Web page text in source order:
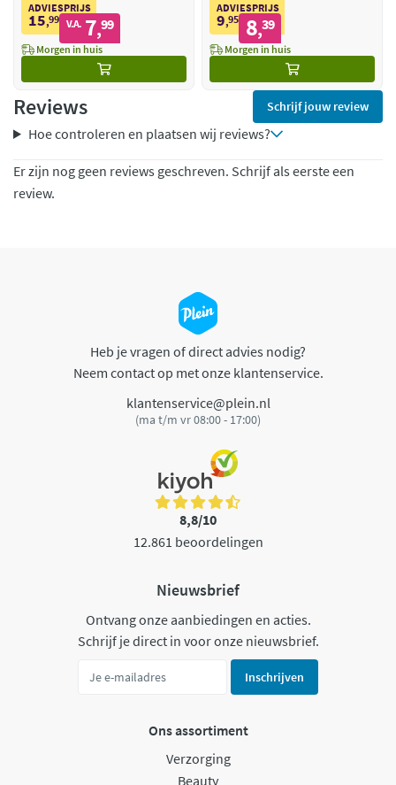
ADVIESPRIJS
15,99 V.A. 7,99
Morgen in huis
ADVIESPRIJS
9,95 8,39
Morgen in huis
Reviews Schrijf jouw review
Hoe controleren en plaatsen wij reviews?
Er zijn nog geen reviews geschreven. Schrijf als eerste een
review.
Heb je vragen of direct advies nodig?
Neem contact op met onze klantenservice.
klantenservice@plein.nl
(ma t/m vr 08:00 - 17:00)
8,8/10
12.861 beoordelingen
Nieuwsbrief
Ontvang onze aanbiedingen en acties.
Schrijf je direct in voor onze nieuwsbrief.
Inschrijven
Ons assortiment
Verzorging
Beauty